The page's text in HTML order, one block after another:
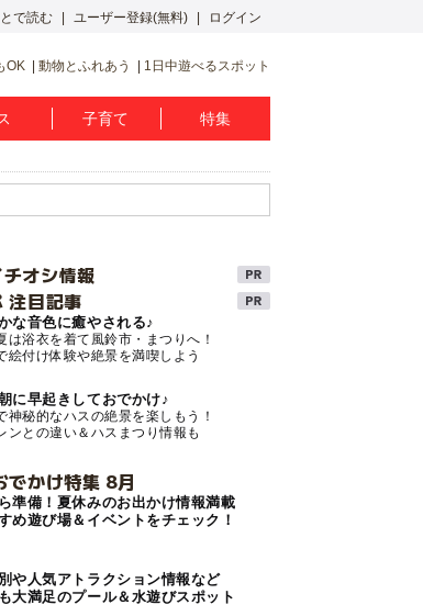
で読む ユーザー登録(無料) ログイン
OK 動物とふれあう 1日中遊べるスポット
子育て 特集
オシ情報
注目記事
な音色に癒やされる♪
は浴衣を着て風鈴市・まつりへ！
絵付け体験や絶景を満喫しよう
に早起きしておでかけ♪
神秘的なハスの絶景を楽しもう！
ンとの違い＆ハスまつり情報も
でかけ特集 8月
準備！夏休みのお出かけ情報満載
め遊び場＆イベントをチェック！
や人気アトラクション情報など
大満足のプール＆水遊びスポット